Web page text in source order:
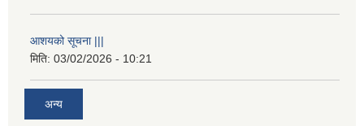
आशयको सूचना |||
मिति: 03/02/2026 - 10:21
अन्य